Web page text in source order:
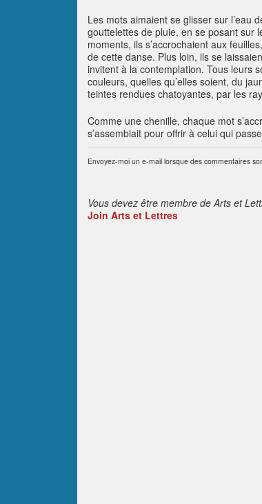
Les mots aimaient se glisser sur l’eau
gouttelettes de pluie, en se posant sur
moments, ils s’accrochaient aux
de cette danse. Plus loin, ils se
invitent à la contemplation. Tous leurs
couleurs, quelles qu’elles soient, du
teintes rendues chatoyantes, par les
Comme une chenille, chaque mot
s’assemblait pour offrir à celui qui
Envoyez-moi un e-mail lorsque des commentaires
Vous devez être membre de Arts et
Join Arts et Lettres